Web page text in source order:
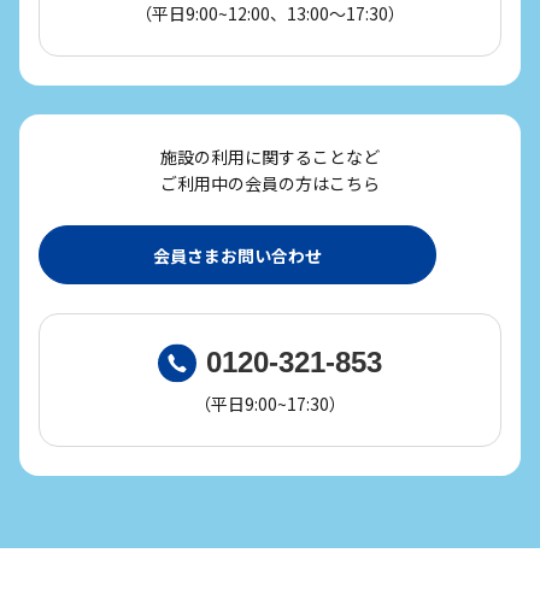
（平日9:00~12:00、13:00～17:30）
施設の利用に関することなど
ご利用中の会員の方はこちら
会員さまお問い合わせ
0120-321-853
（平日9:00~17:30）